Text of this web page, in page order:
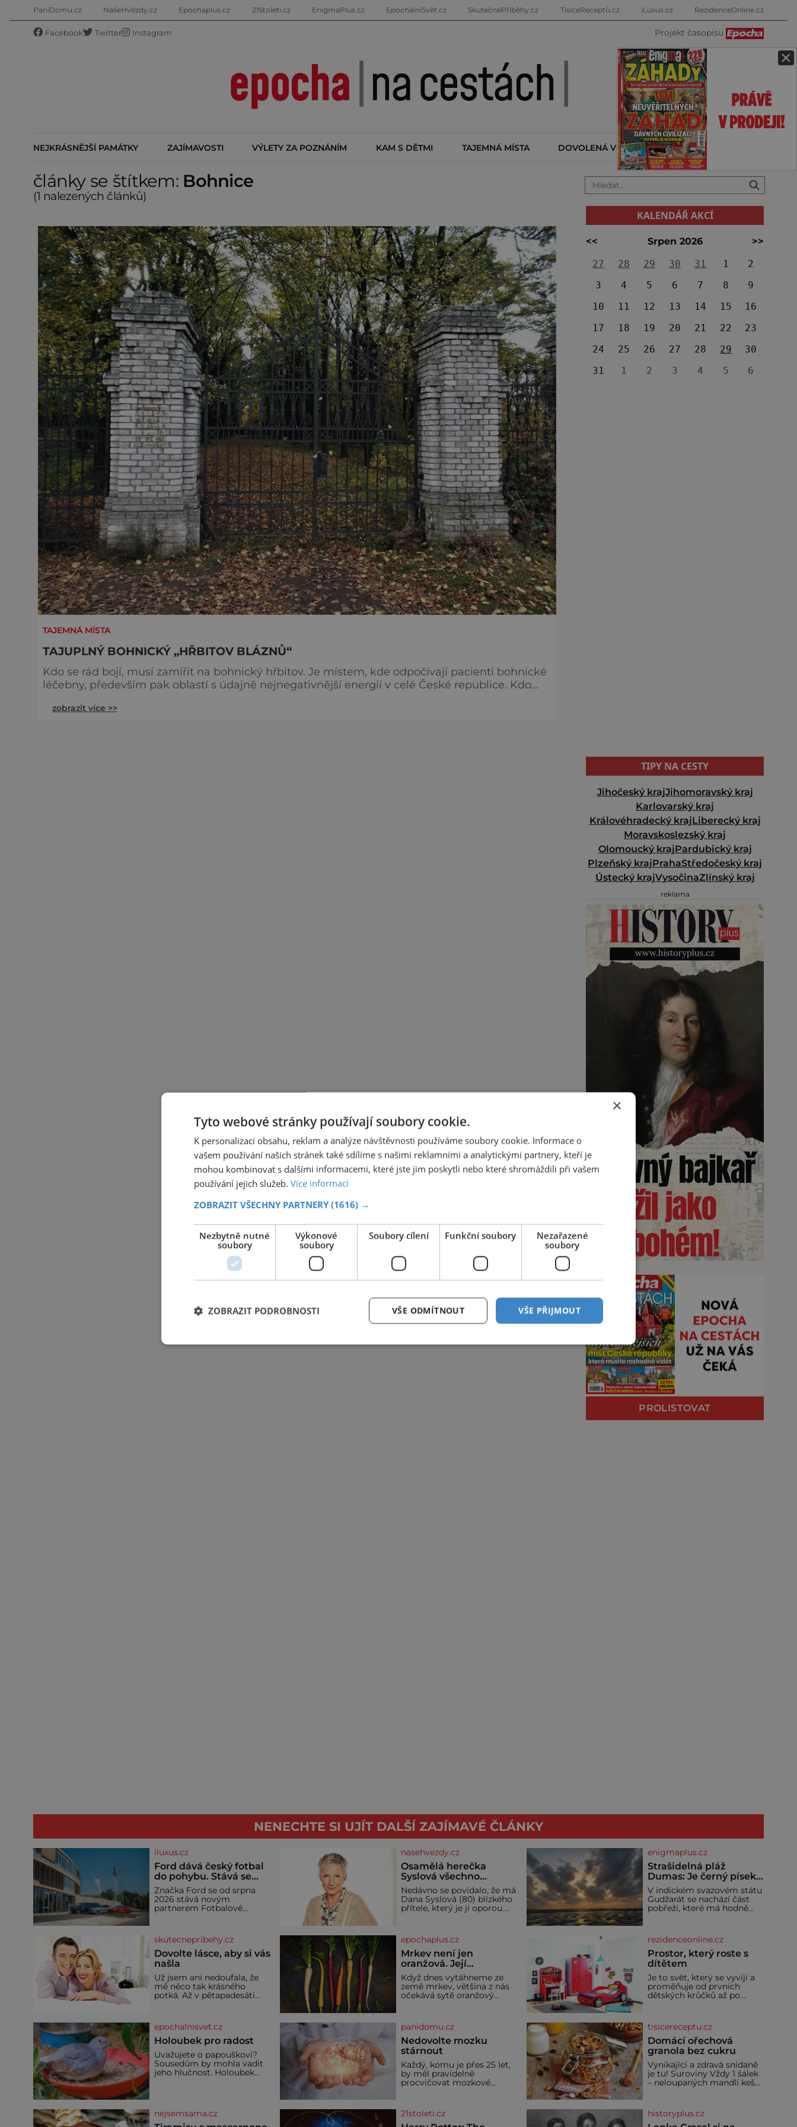
×
PaníDomu.cz NašeHvězdy.cz Epochaplus.cz 21Stoleti.cz EnigmaPlus.cz EpochálníSvět.cz SkutečnéPříběhy.cz TisíceReceptů.cz iLuxus.cz RezidenceOnline.cz
Facebook Twitter Instagram Projekt časopisu
NEJKRÁSNĚJŠÍ PAMÁTKY ZAJÍMAVOSTI VÝLETY ZA POZNÁNÍM KAM S DĚTMI TAJEMNÁ MÍSTA DOVOLENÁ V ZAHRANIČÍ KALENDÁŘ AKCÍ
články se štítkem: Bohnice
(1 nalezených článků)
TAJEMNÁ MÍSTA
TAJUPLNÝ BOHNICKÝ „HŘBITOV BLÁZNŮ“
Kdo se rád bojí, musí zamířit na bohnický hřbitov. Je místem, kde odpočívají pacienti bohnické
léčebny, především pak oblastí s údajně nejnegativnější energií v celé České republice. Kdo
Historie hřbitova započala jeho založením v roce 1906. Do roku 1966, kdy přestal fungovat, zde
zobrazit více >>
KALENDÁŘ AKCÍ
<< Srpen 2026
>>
27
28 29 30 31 1
2
3
4 5 6 7 8
9
10
11 12 13 14 15
16
17
18 19 20 21 22
23
24
25 26 27 28 29
30
31
1 2 3 4 5 6
TIPY NA CESTY
Jihočeský krajJihomoravský kraj
Karlovarský kraj
Královéhradecký krajLiberecký kraj
Moravskoslezský kraj
Olomoucký krajPardubický kraj
Plzeňský krajPrahaStředočeský kraj
Ústecký krajVysočinaZlínský kraj
reklama
PROLISTOVAT
NENECHTE SI UJÍT DALŠÍ ZAJÍMAVÉ ČLÁNKY
iluxus.cz
Ford dává český fotbal
do pohybu. Stává se
novým partnerem
FAČR
Značka Ford se od srpna
2026 stává novým
partnerem Fotbalové
zajistí mobilitu asociace,
reprezentačních týmů i
českého fotbalu v
regionech. Partner
nasehvezdy.cz
Osamělá herečka
Syslová všechno
vzdala?
Nedávno se povídalo, že má
Dana Syslová (80) blízkého
přítele, který je jí oporou.
čím dál častěji mluví o
svém odchodu. Dohnala ji
snad samota? Půs
enigmaplus.cz
Strašidelná pláž
Dumas: Je černý písek
podhoubím, ze kterého
roste zlo?
V indickém svazovém státu
Gudžarát se nachází část
pobřeží, které má hodně
této pláže. Proč má pláž
takové netypické zbarvení?
Nakolik jsou pravd
skutecnepribehy.cz
Dovolte lásce, aby si vás
našla
Už jsem ani nedoufala, že
mě něco tak krásného
potká. Až v pětapadesáti
vdávala, když mi bylo
dvacet. Oba jsme byli mladí
a byl to tak říkajíc sňatek z
rozumu. Rodiče nás dali
dohromady, Toník byl dobře
zaopatřený mladý muž.
Manželství nám oběma
epochaplus.cz
Mrkev není jen
oranžová. Její
neuvěřitelný příběh
začíná fialovou barvou
Když dnes vytáhneme ze
země mrkev, většina z nás
očekává sytě oranžový
možné, jen ne oranžová. Je
fialová, žlutá, bílá, někdy
dokonce téměř černá. Až
díky stovkám let pečlivého
šlechtění se z ní stává
zelenina, bez které si českou
zahradu ani nedokážeme
představit. Její příběh je
rezidenceonline.cz
Prostor, který roste s
dítětem
Je to svět, který se vyvíjí a
proměňuje od prvních
dětských krůčků až po
bezpečí, kreativitu,
soustředění i odpočinek a
reaguje na každou etapu
života a specifické potřeby
dítěte. Pro nejmenší je
klíčová jednoduchost,
měkkost a bezpečí, proto
by pokoj miminka měl
epochalnisvet.cz
Holoubek pro radost
Uvažujete o papouškovi?
Sousedům by mohla vadit
jeho hlučnost. Holoubek
se i pro chovatele
začátečníky. Jedná se o
panidomu.cz
Nedovolte mozku
stárnout
Každý, komu je přes 25 let,
by měl pravidelně
procvičovat mozkové
paměť. Možná máte
problém vzpomenout si na
tisicereceptu.cz
Domácí ořechová
granola bez cukru
Vynikající a zdravá snídaně
je tu! Suroviny Vždy 1 šálek
– neloupaných mandlí kešu
semínek dýně rozinek 3
šálky ovesných vloček 1
nejsemsama.cz 21stoleti.cz historyplus.cz
×
Tyto webové stránky používají soubory cookie.
K personalizaci obsahu, reklam a analýze návštěvnosti používáme soubory cookie. Informace o
vašem používání našich stránek také sdílíme s našimi reklamními a analytickými partnery, kteří je
mohou kombinovat s dalšími informacemi, které jste jim poskytli nebo které shromáždili při vašem
používání jejich služeb. Více informací
ZOBRAZIT VŠECHNY PARTNERY (1616) →
Nezbytně nutné
soubory
Výkonové
soubory
Soubory cílení Funkční soubory
Nezařazené
soubory
VŠE PŘIJMOUT
VŠE ODMÍTNOUT
ZOBRAZIT PODROBNOSTI